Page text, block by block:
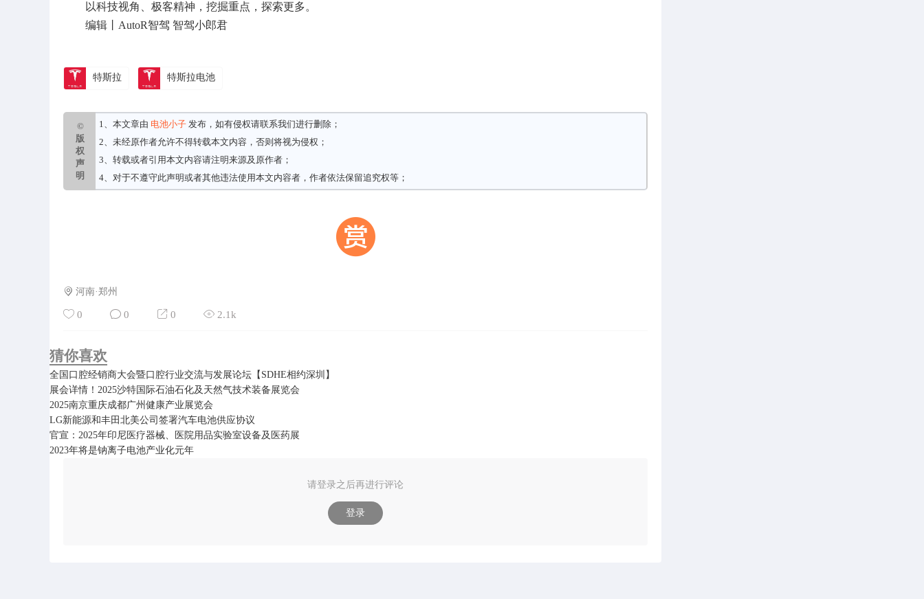
以科技视角、极客精神，挖掘重点，探索更多。
编辑丨AutoR智驾 智驾小郎君
特斯拉 特斯拉电池
©
版
权
声
明
1、本文章由 电池小子 发布，如有侵权请联系我们进行删除；
2、未经原作者允许不得转载本文内容，否则将视为侵权；
3、转载或者引用本文内容请注明来源及原作者；
4、对于不遵守此声明或者其他违法使用本文内容者，作者依法保留追究权等；
河南·郑州
0 0 0 2.1k
猜你喜欢
全国口腔经销商大会暨口腔行业交流与发展论坛【SDHE相约深圳】
展会详情！2025沙特国际石油石化及天然气技术装备展览会
2025南京重庆成都广州健康产业展览会
LG新能源和丰田北美公司签署汽车电池供应协议
官宣：2025年印尼医疗器械、医院用品实验室设备及医药展
2023年将是钠离子电池产业化元年
请登录之后再进行评论
登录